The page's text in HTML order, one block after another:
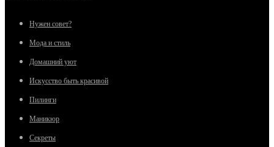
Нужен совет?
Мода и стиль
Домашний уют
Искусство быть красивой
Пилинги
Маникюр
Секреты